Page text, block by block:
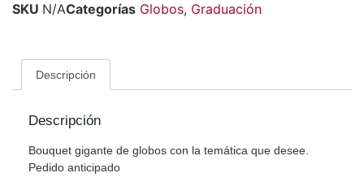
SKU N/ACategorías Globos, Graduación
Descripción
Descripción
Bouquet gigante de globos con la temática que desee.
Pedido anticipado